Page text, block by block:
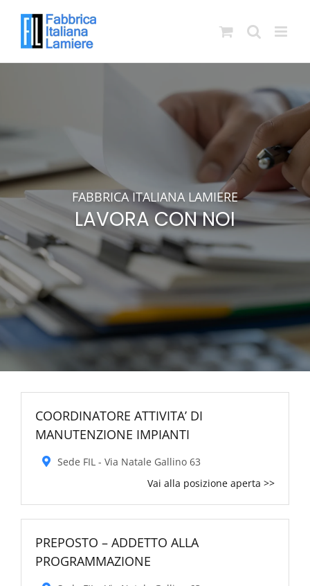
contenuto
FABBRICA ITALIANA LAMIERE
LAVORA CON NOI
COORDINATORE ATTIVITA’ DI
MANUTENZIONE IMPIANTI
Sede FIL - Via Natale Gallino 63
Vai alla posizione aperta >>
PREPOSTO – ADDETTO ALLA
PROGRAMMAZIONE